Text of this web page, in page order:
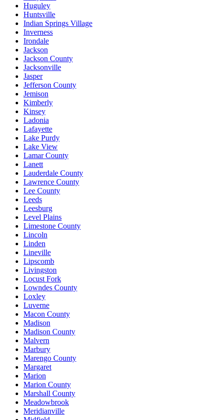
Huguley
Huntsville
Indian Springs Village
Inverness
Irondale
Jackson
Jackson County
Jacksonville
Jasper
Jefferson County
Jemison
Kimberly
Kinsey
Ladonia
Lafayette
Lake Purdy
Lake View
Lamar County
Lanett
Lauderdale County
Lawrence County
Lee County
Leeds
Leesburg
Level Plains
Limestone County
Lincoln
Linden
Lineville
Lipscomb
Livingston
Locust Fork
Lowndes County
Loxley
Luverne
Macon County
Madison
Madison County
Malvern
Marbury
Marengo County
Margaret
Marion
Marion County
Marshall County
Meadowbrook
Meridianville